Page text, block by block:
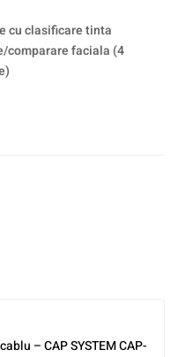
cu clasificare tinta
comparare faciala (4
– CAP SYSTEM CAP-